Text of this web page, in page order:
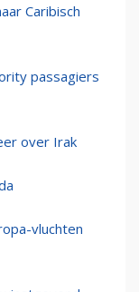
Caribisch
passagiers
over Irak
vluchten